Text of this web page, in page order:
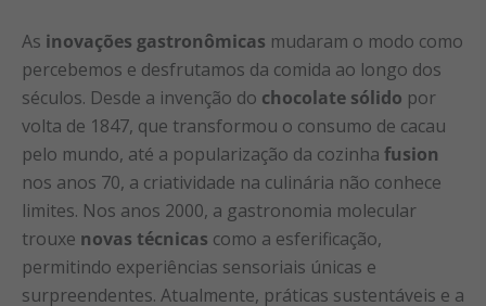
As inovações gastronômicas mudaram o modo como
percebemos e desfrutamos da comida ao longo dos
séculos. Desde a invenção do chocolate sólido por
volta de 1847, que transformou o consumo de cacau
pelo mundo, até a popularização da cozinha fusion
nos anos 70, a criatividade na culinária não conhece
limites. Nos anos 2000, a gastronomia molecular
trouxe novas técnicas como a esferificação,
permitindo experiências sensoriais únicas e
surpreendentes. Atualmente, práticas sustentáveis e a